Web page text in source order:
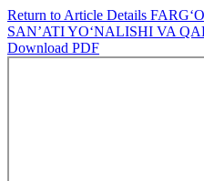
Return to Article Details
SAN’ATI YO‘NALISHI VA
Download PDF